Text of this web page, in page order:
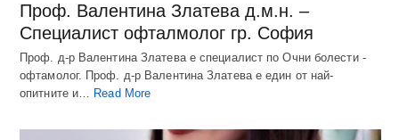
Проф. Валентина Златева д.м.н. –
Специалист офталмолог гр. София
Проф. д-р Валентина Златева е специалист по Очни болести -
офтамолог. Проф. д-р Валентина Златева е един от най-
опитните и… Read More